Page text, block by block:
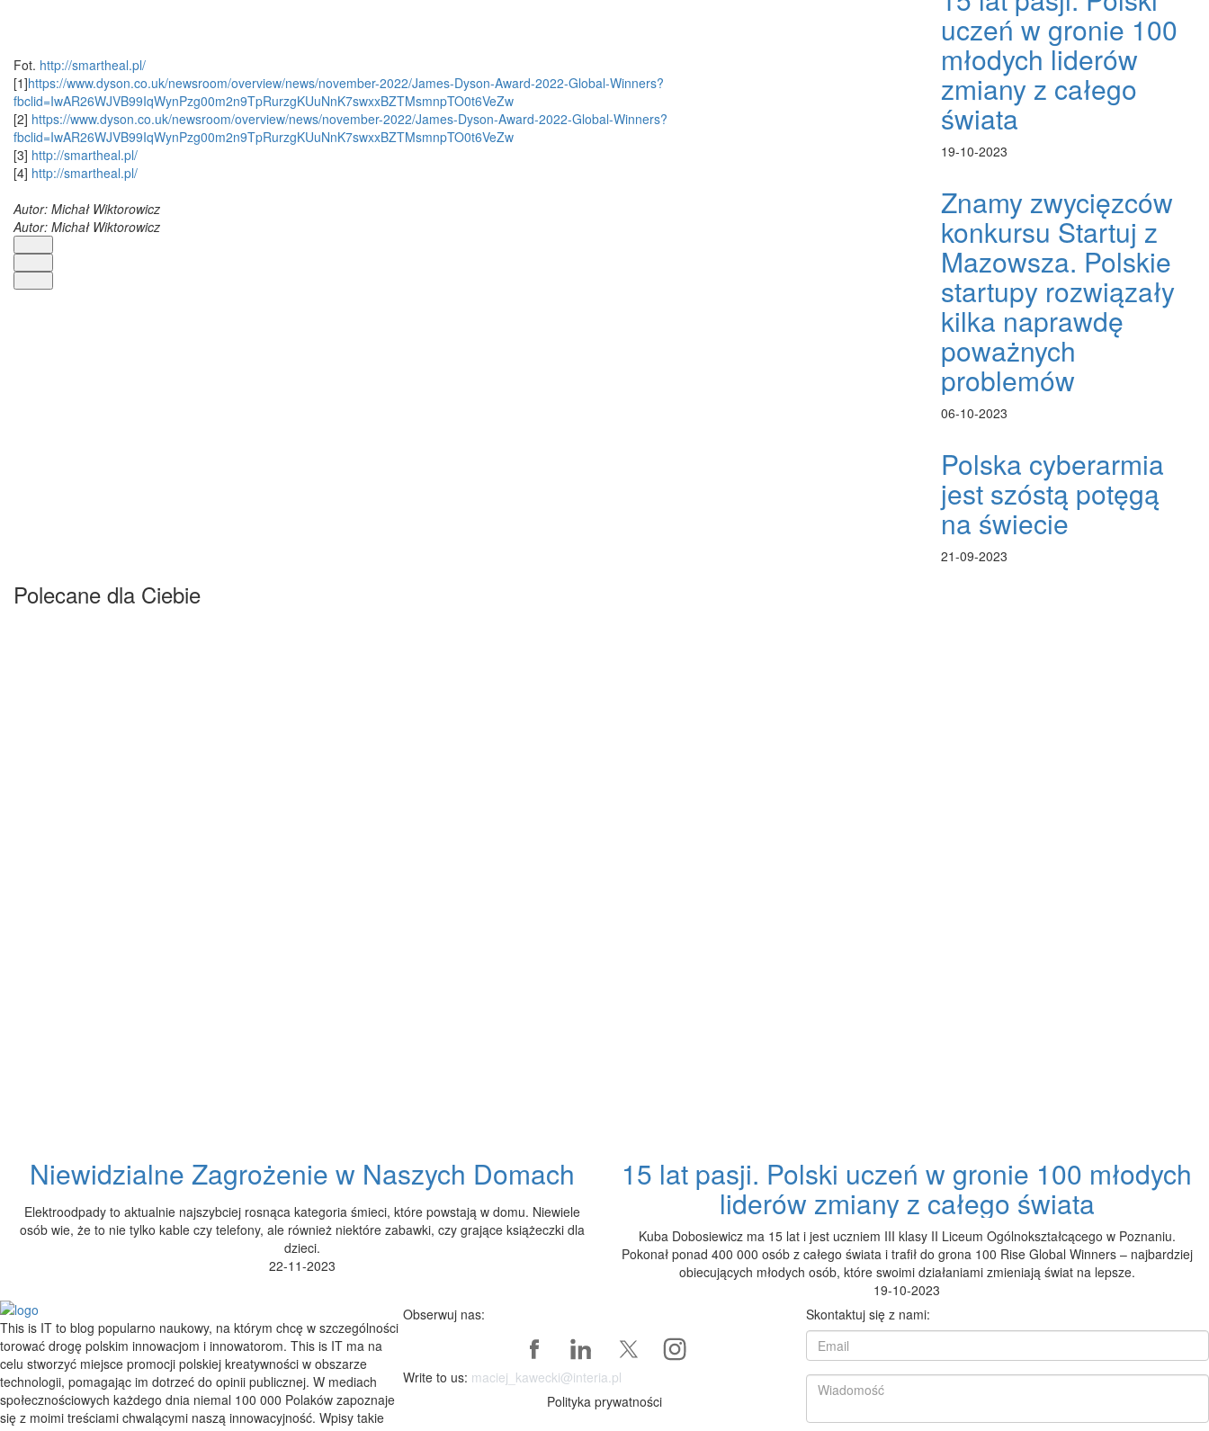
Fot. http://smartheal.pl/
[1]https://www.dyson.co.uk/newsroom/overview/news/november-2022/James-Dyson-Award-2022-Global-Winners?
fbclid=IwAR26WJVB99IqWynPzg00m2n9TpRurzgKUuNnK7swxxBZTMsmnpTO0t6VeZw
[2] https://www.dyson.co.uk/newsroom/overview/news/november-2022/James-Dyson-Award-2022-Global-Winners?
fbclid=IwAR26WJVB99IqWynPzg00m2n9TpRurzgKUuNnK7swxxBZTMsmnpTO0t6VeZw
[3] http://smartheal.pl/
[4] http://smartheal.pl/
Autor: Michał Wiktorowicz
Autor: Michał Wiktorowicz
uczeń w gronie 100
młodych liderów
zmiany z całego
świata
19-10-2023
Znamy zwycięzców
konkursu Startuj z
Mazowsza. Polskie
startupy rozwiązały
kilka naprawdę
poważnych
problemów
06-10-2023
Polska cyberarmia
jest szóstą potęgą
na świecie
21-09-2023
Polecane dla Ciebie
Niewidzialne Zagrożenie w Naszych Domach
Elektroodpady to aktualnie najszybciej rosnąca kategoria śmieci, które powstają w domu. Niewiele
osób wie, że to nie tylko kable czy telefony, ale również niektóre zabawki, czy grające książeczki dla
dzieci.
22-11-2023
15 lat pasji. Polski uczeń w gronie 100 młodych
liderów zmiany z całego świata
Kuba Dobosiewicz ma 15 lat i jest uczniem III klasy II Liceum Ogólnokształcącego w Poznaniu.
Pokonał ponad 400 000 osób z całego świata i trafił do grona 100 Rise Global Winners – najbardziej
obiecujących młodych osób, które swoimi działaniami zmieniają świat na lepsze.
19-10-2023
This is IT to blog popularno naukowy, na którym chcę w szczególności
torować drogę polskim innowacjom i innowatorom. This is IT ma na
celu stworzyć miejsce promocji polskiej kreatywności w obszarze
technologii, pomagając im dotrzeć do opinii publicznej. W mediach
społecznościowych każdego dnia niemal 100 000 Polaków zapoznaje
się z moimi treściami chwalącymi naszą innowacyjność. Wpisy takie
Obserwuj nas:
Write to us: maciej_kawecki@interia.pl
Polityka prywatności
Skontaktuj się z nami: